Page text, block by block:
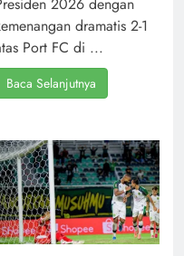
dramatis 2-1
Port FC di ...
Baca Selanjutnya